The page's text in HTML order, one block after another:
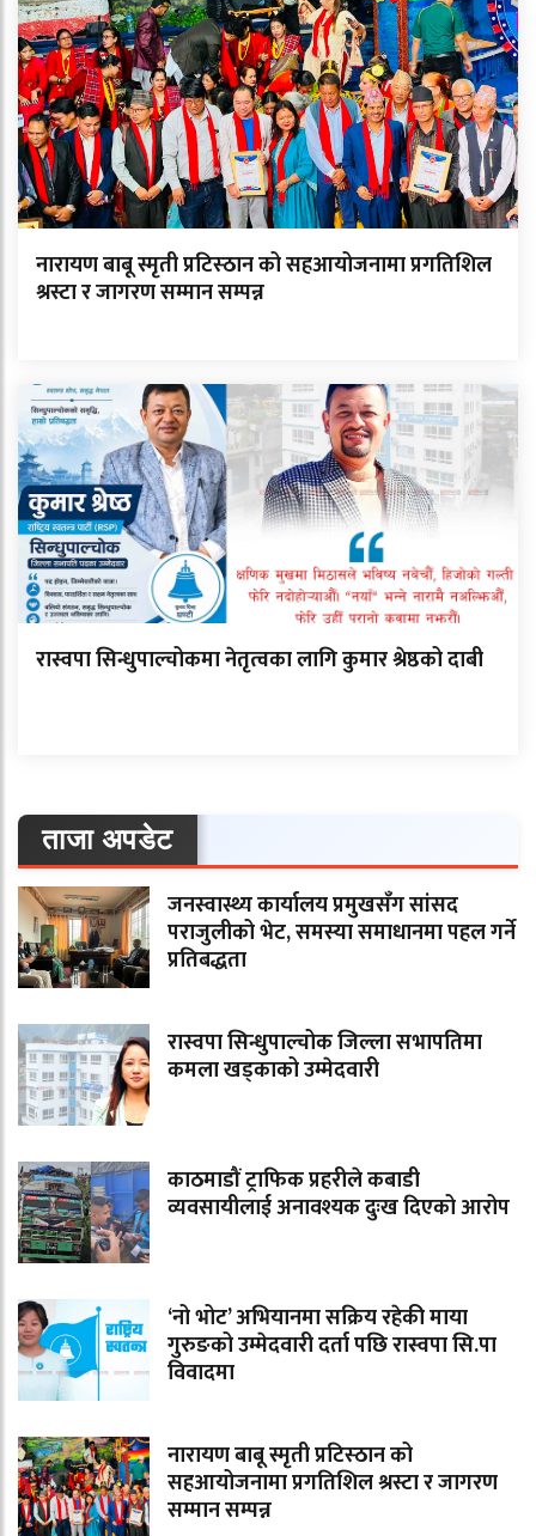
नारायण बाबू स्मृती प्रटिस्ठान को सहआयोजनामा प्रगतिशिल
श्रस्टा र जागरण सम्मान सम्पन्न
रास्वपा सिन्धुपाल्चोकमा नेतृत्वका लागि कुमार श्रेष्ठको दाबी
ताजा अपडेट
जनस्वास्थ्य कार्यालय प्रमुखसँग सांसद
पराजुलीको भेट, समस्या समाधानमा पहल गर्ने
प्रतिबद्धता
रास्वपा सिन्धुपाल्चोक जिल्ला सभापतिमा
कमला खड्काको उम्मेदवारी
काठमाडौं ट्राफिक प्रहरीले कबाडी
व्यवसायीलाई अनावश्यक दुःख दिएको आरोप
‘नो भोट’ अभियानमा सक्रिय रहेकी माया
गुरुङको उम्मेदवारी दर्ता पछि रास्वपा सि.पा
विवादमा
नारायण बाबू स्मृती प्रटिस्ठान को
सहआयोजनामा प्रगतिशिल श्रस्टा र जागरण
सम्मान सम्पन्न